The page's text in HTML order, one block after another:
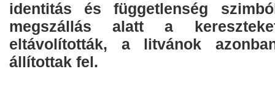
identitás és függetlenség
megszállás alatt a
eltávolították, a litvánok
állítottak fel.